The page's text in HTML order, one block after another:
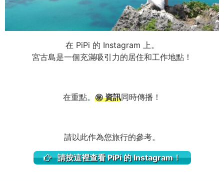
在 PiPi 的 Instagram 上。
宮古島是一個充滿吸引力的居住和工作地點！
在重點。 ㊙ 資訊同時傳播！
請以此作為您旅行的參考。
請按這裡查看 PiPi 的 Instagram！